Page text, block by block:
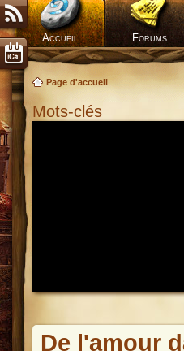
Accueil Forums
Page d'accueil
Mots-clés
De l'amour